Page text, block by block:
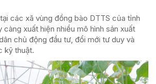
các xã vùng đồng bào DTTS của tỉnh
càng xuất hiện nhiều mô hình sản xuất
chủ động đầu tư, đổi mới tư duy và
kỹ thuật.